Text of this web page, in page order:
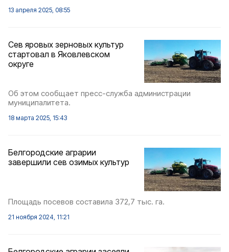
13 апреля 2025, 08:55
Сев яровых зерновых культур
стартовал в Яковлевском
округе
Об этом сообщает пресс-служба администрации
муниципалитета.
18 марта 2025, 15:43
Белгородские аграрии
завершили сев озимых культур
Площадь посевов составила 372,7 тыс. га.
21 ноября 2024, 11:21